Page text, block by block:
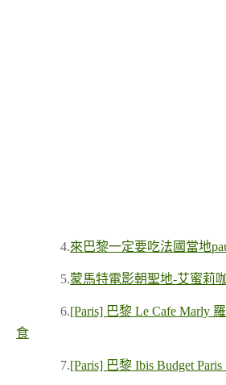
4.來巴黎一定要吃法國當地
5.蒙馬特電影朝聖地-艾蜜莉
6.[Paris] 巴黎 Le Cafe Marly
食
7.[Paris] 巴黎 Ibis Budget